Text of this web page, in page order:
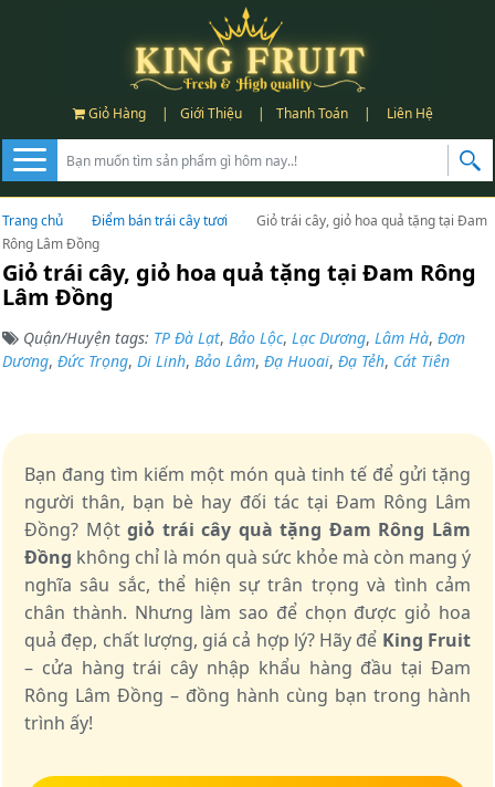
Giỏ Hàng | Giới Thiệu | Thanh Toán | Liên Hệ
Trang chủ Điểm bán trái cây tươi
Giỏ trái cây, giỏ hoa quả tặng tại Đam
Rông Lâm Đồng
Giỏ trái cây, giỏ hoa quả tặng tại Đam Rông
Lâm Đồng
Quận/Huyện tags: TP Đà Lạt, Bảo Lộc, Lạc Dương, Lâm Hà, Đơn
Dương, Đức Trọng, Di Linh, Bảo Lâm, Đạ Huoai, Đạ Tẻh, Cát Tiên
Bạn đang tìm kiếm một món quà tinh tế để gửi tặng
người thân, bạn bè hay đối tác tại Đam Rông Lâm
Đồng? Mộtgiỏ trái cây quà tặng Đam Rông Lâm
Đồng không chỉ là món quà sức khỏe mà còn mang ý
nghĩa sâu sắc, thể hiện sự trân trọng và tình cảm
chân thành. Nhưng làm sao để chọn được giỏ hoa
quả đẹp, chất lượng, giá cả hợp lý? Hãy để King Fruit
– cửa hàng trái cây nhập khẩu hàng đầu tại Đam
Rông Lâm Đồng – đồng hành cùng bạn trong hành
trình ấy!